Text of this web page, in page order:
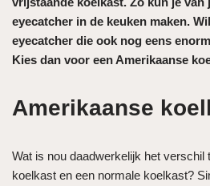
eyecatcher in de keuken maken.
eyecatcher die ook nog eens
Kies dan voor een Amerikaanse
Amerikaanse
Wat is nou daadwerkelijk het
koelkast en een normale koelkast?